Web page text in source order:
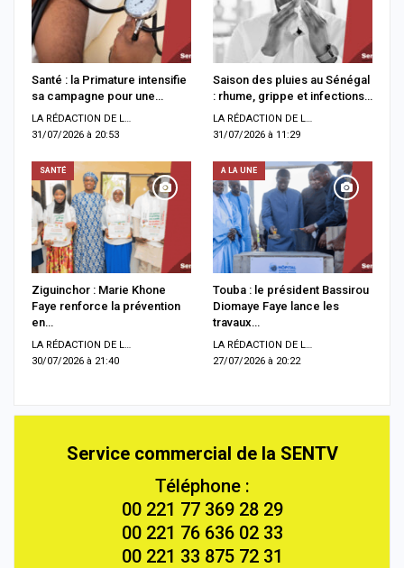
Santé : la Primature intensifie
sa campagne pour une…
LA RÉDACTION DE LA SENTV.INFO
31/07/2026 à 20:53
Saison des pluies au Sénégal
: rhume, grippe et infections…
LA RÉDACTION DE LA SENTV.INFO
31/07/2026 à 11:29
SANTÉ
Ziguinchor : Marie Khone
Faye renforce la prévention
en…
LA RÉDACTION DE LA SENTV.INFO
30/07/2026 à 21:40
A LA UNE
Touba : le président Bassirou
Diomaye Faye lance les
travaux…
LA RÉDACTION DE LA SENTV.INFO
27/07/2026 à 20:22
Service commercial de la SENTV
Téléphone :
00 221 77 369 28 29
00 221 76 636 02 33
00 221 33 875 72 31